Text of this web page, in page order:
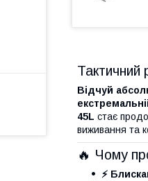
Тактичний
Відчуй
45L стає
виживання та
🔥 Чому
⚡️